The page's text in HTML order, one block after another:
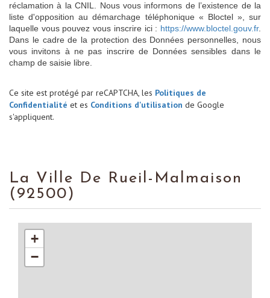
réclamation à la CNIL. Nous vous informons de l’existence de la
liste d'opposition au démarchage téléphonique « Bloctel », sur
laquelle vous pouvez vous inscrire ici : https://www.bloctel.gouv.fr.
Dans le cadre de la protection des Données personnelles, nous
vous invitons à ne pas inscrire de Données sensibles dans le
champ de saisie libre.
Ce site est protégé par reCAPTCHA, les Politiques de
Confidentialité et es Conditions d'utilisation de Google
s'appliquent.
La Ville De Rueil-Malmaison
(92500)
+
−